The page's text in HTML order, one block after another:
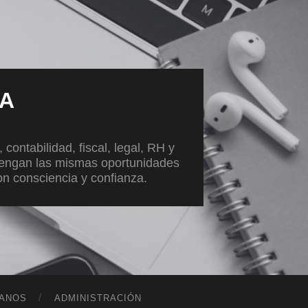
contabilidad, fiscal, legal, RH y
las mismas oportunidades
consciencia y confianza.
ADMINISTRACIÓN